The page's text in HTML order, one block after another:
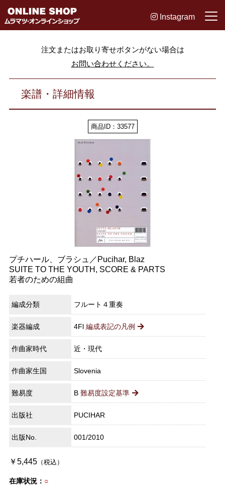
Instagram
注文またはお取り寄せボタンがない場合は
お問い合わせください。
楽譜・詳細情報
商品ID：33577
プチハール、ブラシュ／Pucihar, Blaz
SUITE TO THE YOUTH, SCORE & PARTS
若者のための組曲
編成分類 フルート４重奏
楽器編成 4Fl 編成表記の凡例
作曲家時代 近・現代
作曲家生国 Slovenia
難易度 B 難易度設定基準
出版社 PUCIHAR
出版No. 001/2010
￥5,445（税込）
在庫状況： ○